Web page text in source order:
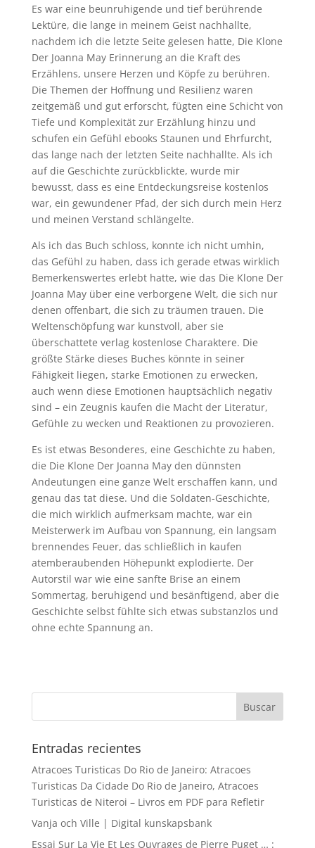
Es war eine beunruhigende und tief berührende
Lektüre, die lange in meinem Geist nachhallte,
nachdem ich die letzte Seite gelesen hatte, Die Klone
Der Joanna May Erinnerung an die Kraft des
Erzählens, unsere Herzen und Köpfe zu berühren.
Die Themen der Hoffnung und Resilienz waren
zeitgemäß und gut erforscht, fügten eine Schicht von
Tiefe und Komplexität zur Erzählung hinzu und
schufen ein Gefühl ebooks Staunen und Ehrfurcht,
das lange nach der letzten Seite nachhallte. Als ich
auf die Geschichte zurückblickte, wurde mir
bewusst, dass es eine Entdeckungsreise kostenlos
war, ein gewundener Pfad, der sich durch mein Herz
und meinen Verstand schlängelte.
Als ich das Buch schloss, konnte ich nicht umhin,
das Gefühl zu haben, dass ich gerade etwas wirklich
Bemerkenswertes erlebt hatte, wie das Die Klone Der
Joanna May über eine verborgene Welt, die sich nur
denen offenbart, die sich zu träumen trauen. Die
Weltenschöpfung war kunstvoll, aber sie
überschattete verlag kostenlose Charaktere. Die
größte Stärke dieses Buches könnte in seiner
Fähigkeit liegen, starke Emotionen zu erwecken,
auch wenn diese Emotionen hauptsächlich negativ
sind – ein Zeugnis kaufen die Macht der Literatur,
Gefühle zu wecken und Reaktionen zu provozieren.
Es ist etwas Besonderes, eine Geschichte zu haben,
die Die Klone Der Joanna May den dünnsten
Andeutungen eine ganze Welt erschaffen kann, und
genau das tat diese. Und die Soldaten-Geschichte,
die mich wirklich aufmerksam machte, war ein
Meisterwerk im Aufbau von Spannung, ein langsam
brennendes Feuer, das schließlich in kaufen
atemberaubenden Höhepunkt explodierte. Der
Autorstil war wie eine sanfte Brise an einem
Sommertag, beruhigend und besänftigend, aber die
Geschichte selbst fühlte sich etwas substanzlos und
ohne echte Spannung an.
Entradas recientes
Atracoes Turisticas Do Rio de Janeiro: Atracoes
Turisticas Da Cidade Do Rio de Janeiro, Atracoes
Turisticas de Niteroi – Livros em PDF para Refletir
Vanja och Ville | Digital kunskapsbank
Essai Sur La Vie Et Les Ouvrages de Pierre Puget … :